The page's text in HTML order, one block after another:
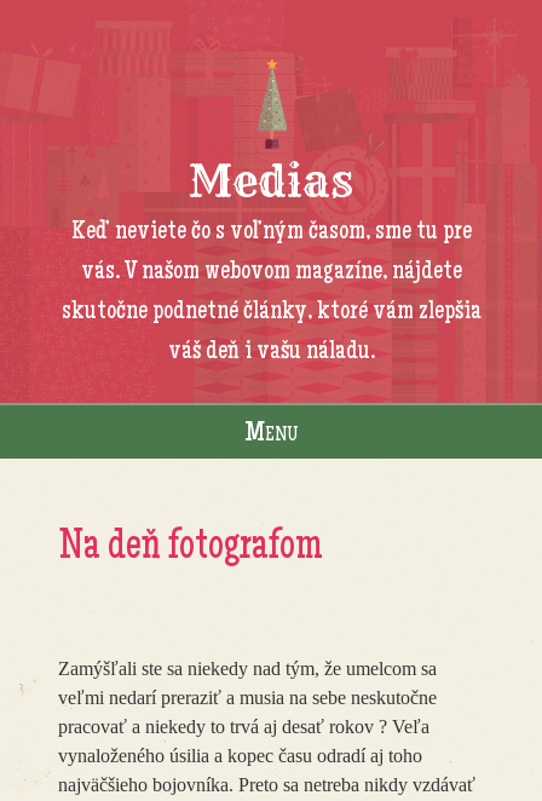
Medias
Keď neviete čo s voľným časom, sme tu pre
vás. V našom webovom magazíne, nájdete
skutočne podnetné články, ktoré vám zlepšia
váš deň i vašu náladu.
Menu
Na deň fotografom
Zamýšľali ste sa niekedy nad tým, že umelcom sa
veľmi nedarí preraziť a musia na sebe neskutočne
pracovať a niekedy to trvá aj desať rokov ? Veľa
vynaloženého úsilia a kopec času odradí aj toho
najväčšieho bojovníka. Preto sa netreba nikdy vzdávať